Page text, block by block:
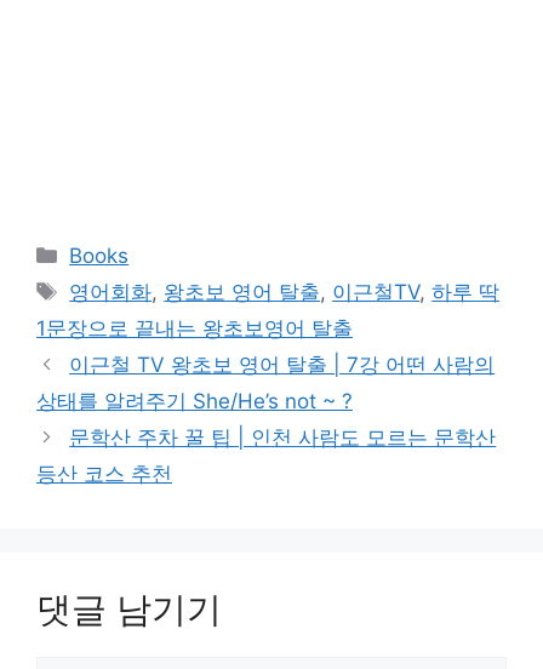
카
테
고
리
Books
태
그
영어회화, 왕초보 영어 탈출, 이근철TV,하루 딱
1문장으로 끝내는 왕초보영어 탈출
이근철 TV 왕초보 영어 탈출 | 7강 어떤 사람의
상태를 알려주기 She/He’s not ~ ?
문학산 주차 꿀 팁 | 인천 사람도 모르는 문학산
등산 코스 추천
댓글 남기기